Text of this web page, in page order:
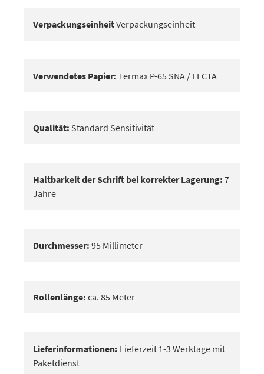
VerpackungseinheitVerpackungseinheit
Verwendetes Papier: Termax P-65 SNA / LECTA
Qualität: Standard Sensitivität
Haltbarkeit der Schrift bei korrekter Lagerung: 7
Jahre
Durchmesser: 95 Millimeter
Rollenlänge: ca. 85 Meter
Lieferinformationen: Lieferzeit 1-3 Werktage mit
Paketdienst